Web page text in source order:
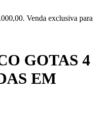
Venda exclusiva para
GOTAS 4
EM